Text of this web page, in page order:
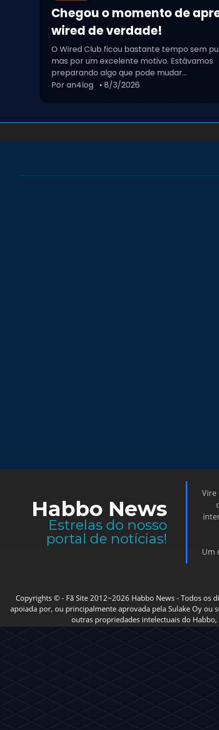
Chegou o momento de
wired de verdade!
O Wired Club ficou bastante tempo sem
mas por um excelente motivo. Estávamos
preparando algo que pode mudar...
Por an4log • 8/3/2026
Habbo News
Estrelas do nosso
portal de notícias!
Vire
Um
Copyrights © - Fã Site 2012~2026 Habbo News - Todos os
apoiada por, ou principalmente aprovada pela Sulake Oy ou
outras propriedades intelectuais do